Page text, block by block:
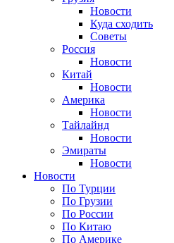
Новости
Куда сходить
Советы
Россия
Новости
Китай
Новости
Америка
Новости
Тайлайнд
Новости
Эмираты
Новости
Новости
По Турции
По Грузии
По России
По Китаю
По Америке